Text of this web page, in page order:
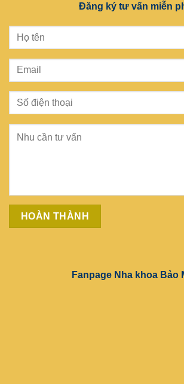
Đăng ký tư vấn miễn
Fanpage Nha khoa Bảo